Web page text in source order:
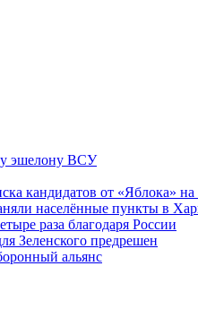
эшелону ВСУ
кандидатов от «Яблока»
населённые пункты в
раза благодаря России
Зеленского предрешен
альянс